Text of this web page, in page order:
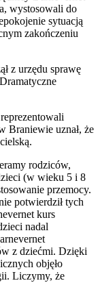
wystosowali do
sytuacją
zakończeniu
z urzędu sprawę
Braniewie uznał, że
rodziców,
(w wieku 5 i 8
przemocy.
potwierdził tych
kurs
nadal
z dziećmi. Dzięki
objęło
Liczymy, że